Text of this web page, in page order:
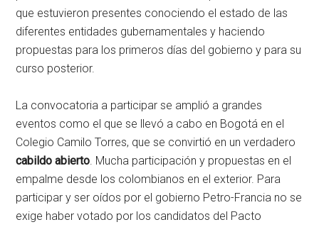
que estuvieron presentes conociendo el estado de las
diferentes entidades gubernamentales y haciendo
propuestas para los primeros días del gobierno y para su
curso posterior.
La convocatoria a participar se amplió a grandes
eventos como el que se llevó a cabo en Bogotá en el
Colegio Camilo Torres, que se convirtió en un verdadero
cabildo abierto. Mucha participación y propuestas en el
empalme desde los colombianos en el exterior. Para
participar y ser oídos por el gobierno Petro-Francia no se
exige haber votado por los candidatos del Pacto